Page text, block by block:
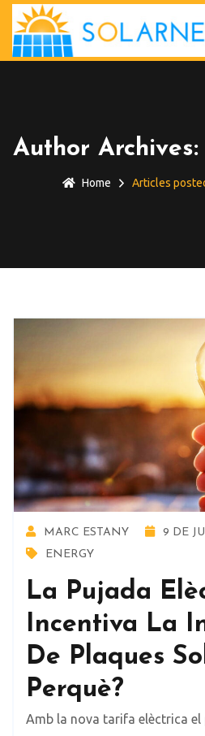
Author
Home Articles
MARC ESTANY
9 DE
ENERGY
La Pujada
Incentiva La
De Plaques
Perquè?
Amb la nova tarifa elèctrica el